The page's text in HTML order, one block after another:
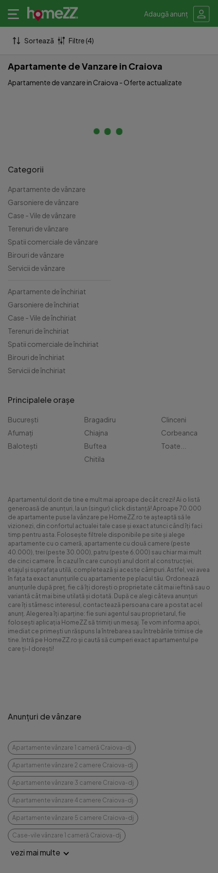
Adaugă anunț
Sortează Filtre (4)
Apartamente de Vanzare in Craiova
Apartamente de vanzare in Craiova - Oferte actualizate
Categorii
Apartamente de vânzare
Garsoniere de vânzare
Case - Vile de vânzare
Terenuri de vânzare
Spatii comerciale de vânzare
Birouri de vânzare
Servicii de vânzare
Apartamente de închiriat
Garsoniere de închiriat
Case - Vile de închiriat
Terenuri de închiriat
Spatii comerciale de închiriat
Birouri de închiriat
Servicii de închiriat
Principalele orașe
București
Afumați
Balotești
Bragadiru
Chiajna
Buftea
Chitila
Clinceni
Corbeanca
Toate...
Apartamentul dorit de tine e mult mai aproape decât crezi! Ai o listă
generoasă de anunțuri, la un (singur) click distanță! Aproape 70.000
de apartamente puse la vânzare pe HomeZZ.ro te așteaptă să le
vizionezi, din confortul actualei tale case și exact atunci când îți faci
timp pentru asta. Folosește filtrele disponibile pe site și alege
apartamente cu o cameră, apartamente cu două camere (peste
40.000), trei (peste 30.000), patru (peste 6.000) sau chiar mai mult
de cinci camere. În cazul în care cunoști anul dorit al construcției,
etajul și suprafața utilă, completează și aceste câmpuri. Astfel, vei avea
în fața ta exact anunțurile cu apartamente pe placul tău. Ordonează
anunțurile după preț, fie că îți dorești o proprietate cât mai ieftină sau o
variantă cât mai bine utilată și dotată. După ce alegi câteva anunțuri
care îți stârnesc interesul, contactează persoana care a postat acel
anunț. Alegerea îți aparține: fie suni agentul sau proprietarul, fie
folosești aplicația HomeZZ să trimiți un mesaj. Te vom informa apoi,
imediat ce primești un răspuns la întrebarea sau întrebările trimise de
tine. Intră pe HomeZZ.ro și caută să cumperi exact apartamentul pe
care ți-l dorești!
Anunțuri de vânzare
Apartamente vânzare 1 cameră Craiova-dj
Apartamente vânzare 2 camere Craiova-dj
Apartamente vânzare 3 camere Craiova-dj
Apartamente vânzare 4 camere Craiova-dj
Apartamente vânzare 5 camere Craiova-dj
Case-vile vânzare 1 cameră Craiova-dj
vezi mai multe